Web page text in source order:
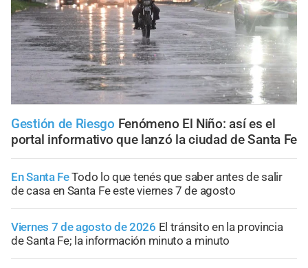
Gestión de Riesgo Fenómeno El Niño: así es el
portal informativo que lanzó la ciudad de Santa Fe
En Santa FeTodo lo que tenés que saber antes de salir
de casa en Santa Fe este viernes 7 de agosto
Viernes 7 de agosto de 2026 El tránsito en la provincia
de Santa Fe; la información minuto a minuto